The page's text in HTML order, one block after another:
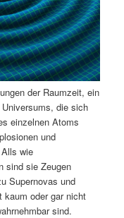
der Raumzeit, ein
die sich
einzelnen Atoms
und
wie
sind sie Zeugen
Supernovas und
kaum oder gar nicht
sind.